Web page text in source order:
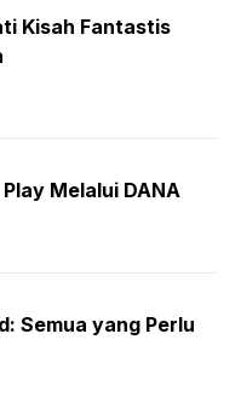
Kisah Fantastis
Melalui DANA
Semua yang Perlu